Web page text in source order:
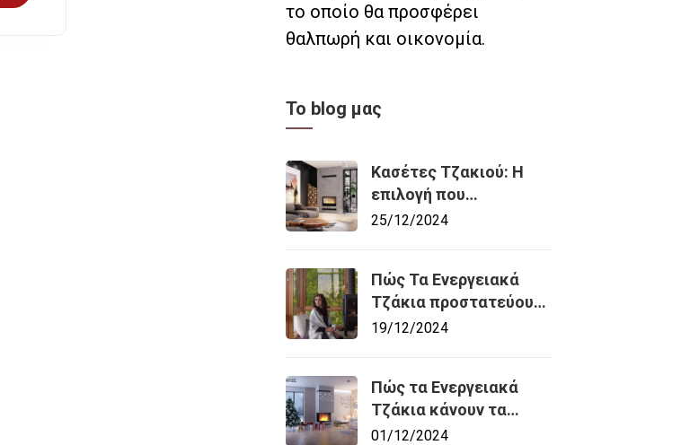
το οποίο θα προσφέρει
θαλπωρή και οικονομία.
Το blog μας
Κασέτες Τζακιού: Η
επιλογή που
αναβαθμίζει το
25/12/2024
Πώς Τα Ενεργειακά
Τζάκια προστατεύουν
το Περιβάλλον
19/12/2024
Πώς τα Ενεργειακά
Τζάκια κάνουν τα
Χριστούγεννα σας πιο
01/12/2024